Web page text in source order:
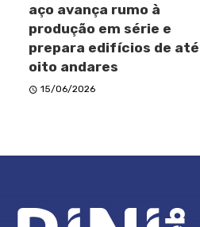
aço avança rumo à
produção em série e
prepara edifícios de até
oito andares
15/06/2026